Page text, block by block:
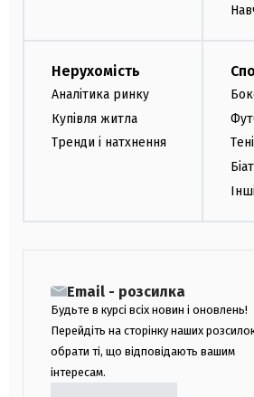
Нерухомість
Аналітика ринку
Купівля житла
Тренди і натхнення
Email - розсилка
Будьте в курсі всіх новин і оновлень!
Перейдіть на сторінку наших
обрати ті, що відповідають вашим
інтересам.